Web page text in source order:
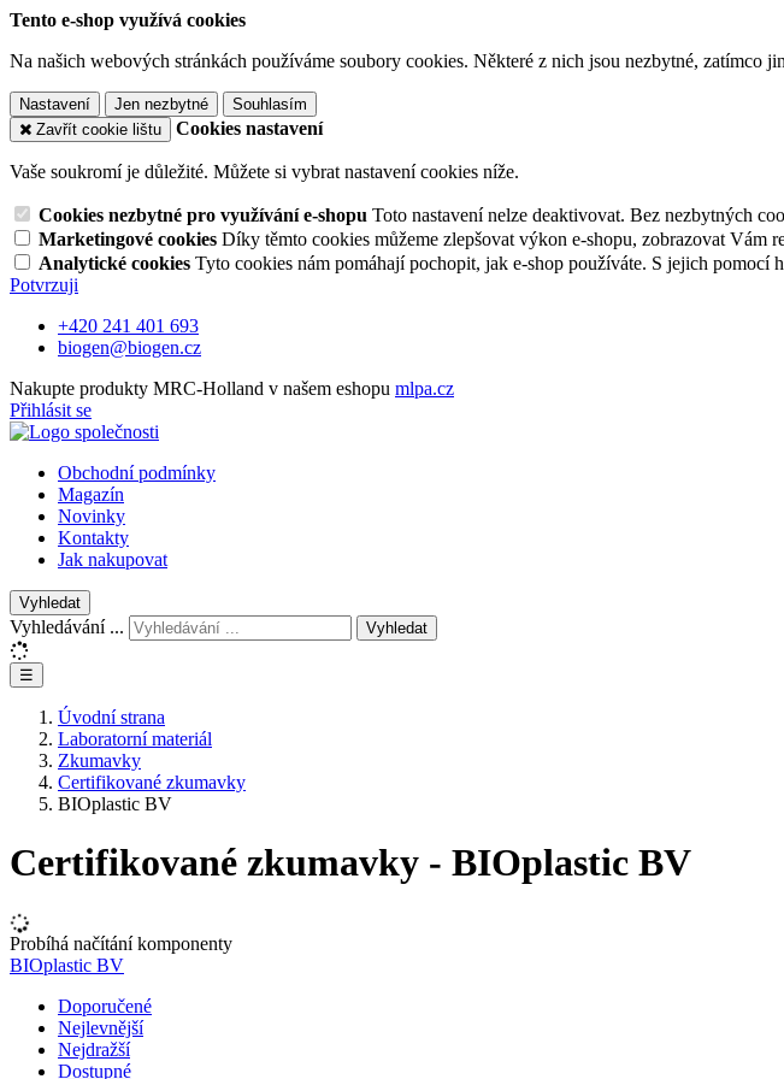
Tento e-shop využívá cookies
Na našich webových stránkách používáme soubory cookies. Některé z nich jsou nezbytné, zatímco
Nastavení Jen nezbytné
Souhlasím
Zavřít cookie lištu
Cookies nastavení
Vaše soukromí je důležité. Můžete si vybrat nastavení cookies níže.
Cookies nezbytné pro využívání e-shopu Toto nastavení nelze deaktivovat. Bez nezbytných
Marketingové cookies Díky těmto cookies můžeme zlepšovat výkon e-shopu, zobrazovat Vám
Analytické cookies Tyto cookies nám pomáhají pochopit, jak e-shop používáte. S jejich pomocí
Potvrzuji
+420 241 401 693
biogen@biogen.cz
Nakupte produkty MRC-Holland v našem eshopu mlpa.cz
Přihlásit se
Obchodní podmínky
Magazín
Novinky
Kontakty
Jak nakupovat
Vyhledat
Vyhledávání ... Vyhledat
☰
Úvodní strana
Laboratorní materiál
Zkumavky
Certifikované zkumavky
BIOplastic BV
Certifikované zkumavky - BIOplastic BV
Probíhá načítání komponenty
BIOplastic BV
Doporučené
Nejlevnější
Nejdražší
Dostupné